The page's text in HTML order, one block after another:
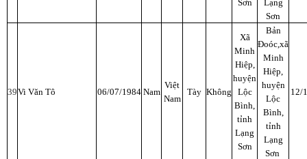
Sơn
Lạng
Sơn
39Vi Văn Tô 06/07/1984 Nam
Việt
Nam
Tày Không
Xã
Minh
Hiệp,
huyện
Lộc
Bình,
tỉnh
Lạng
Sơn
Bản
Đoóc,xã
Minh
Hiệp,
huyện
Lộc
Bình,
tỉnh
Lạng
Sơn
12/